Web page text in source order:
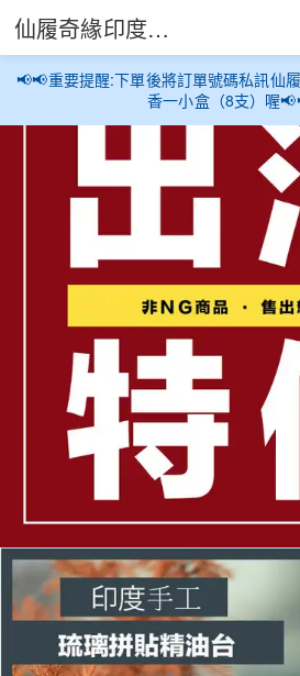
仙履奇緣印度生活館
📢📢重要提醒:下單後將訂單號碼私訊仙
香一小盒（8支）喔